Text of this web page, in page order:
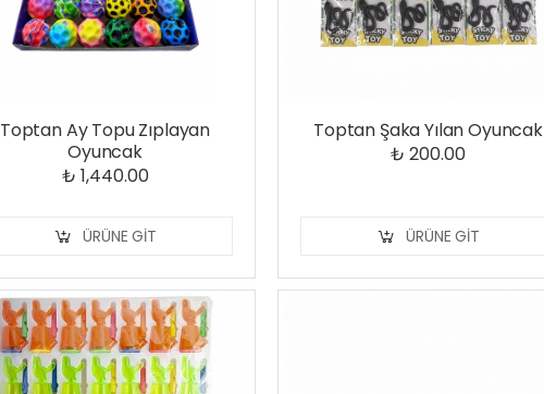
Toptan Ay Topu Zıplayan
Oyuncak
₺ 1,440.00
ÜRÜNE GIT
Toptan Şaka Yılan Oyuncak
₺ 200.00
ÜRÜNE GIT